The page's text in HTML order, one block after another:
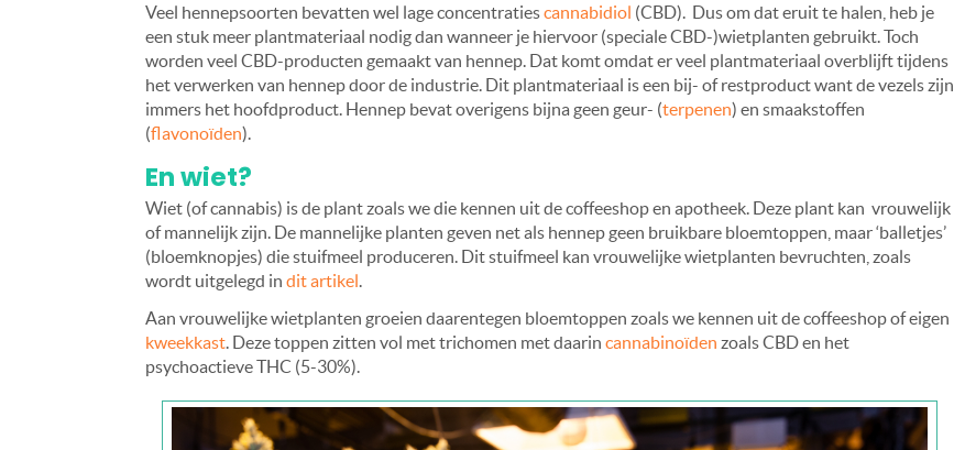
Veel hennepsoorten bevatten wel lage concentratiescannabidiol (CBD). Dus om dat eruit te halen, heb je
een stuk meer plantmateriaal nodig dan wanneer je hiervoor (speciale CBD-)wietplanten gebruikt. Toch
worden veel CBD-producten gemaakt van hennep. Dat komt omdat er veel plantmateriaal overblijft tijdens
het verwerken van hennep door de industrie. Dit plantmateriaal is een bij- of restproduct want de vezels zijn
immers het hoofdproduct. Hennep bevat overigens bijna geen geur- (terpenen) en smaakstoffen
(flavonoïden).
En wiet?
Wiet (of cannabis) is de plant zoals we die kennen uit de coffeeshop en apotheek. Deze plant kan vrouwelijk
of mannelijk zijn. De mannelijke planten geven net als hennep geen bruikbare bloemtoppen, maar ‘balletjes’
(bloemknopjes) die stuifmeel produceren. Dit stuifmeel kan vrouwelijke wietplanten bevruchten, zoals
wordt uitgelegd in dit artikel.
Aan vrouwelijke wietplanten groeien daarentegen bloemtoppen zoals we kennen uit de coffeeshop of eigen
kweekkast. Deze toppen zitten vol met trichomen met daarin cannabinoïden zoals CBD en het
psychoactieve THC (5-30%).